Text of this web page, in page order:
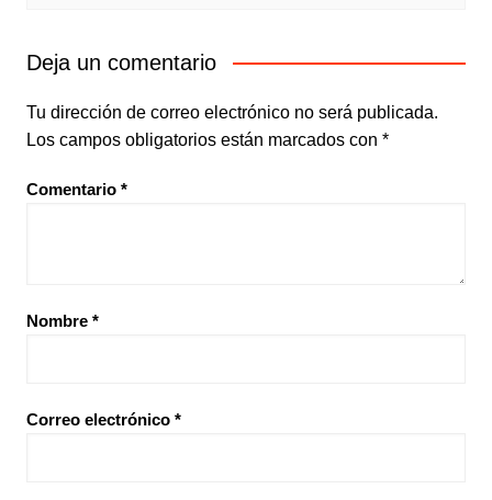
Deja un comentario
Tu dirección de correo electrónico no será publicada.
Los campos obligatorios están marcados con *
Comentario *
Nombre *
Correo electrónico *